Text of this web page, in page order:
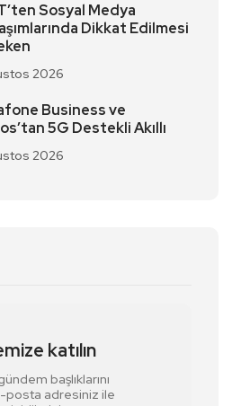
Sosyal Medya
Dikkat Edilmesi
2026
Business ve
5G Destekli Akıllı
2026
katılın
başlıklarını
posta adresiniz ile